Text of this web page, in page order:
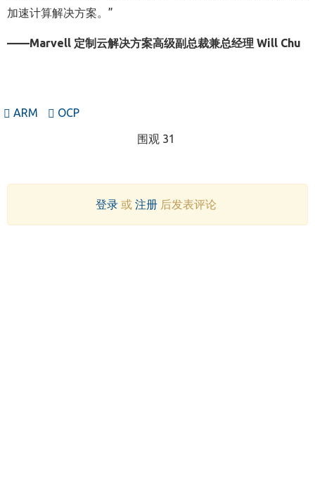
加速计算解决方案。”
——Marvell 定制云解决方案高级副总裁兼总经理 Will Chu
ARM OCP
围观 31
登录或 注册后发表评论